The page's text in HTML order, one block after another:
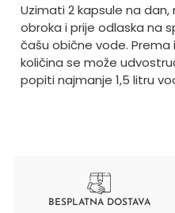
Uzimati 2 kapsule na
obroka i prije odlaska na
čašu obične vode. Prema
količina se može
popiti najmanje 1,5 litru
BESPLATNA DOSTAVA